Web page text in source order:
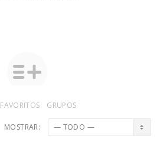
FAVORITOS GRUPOS
MOSTRAR: